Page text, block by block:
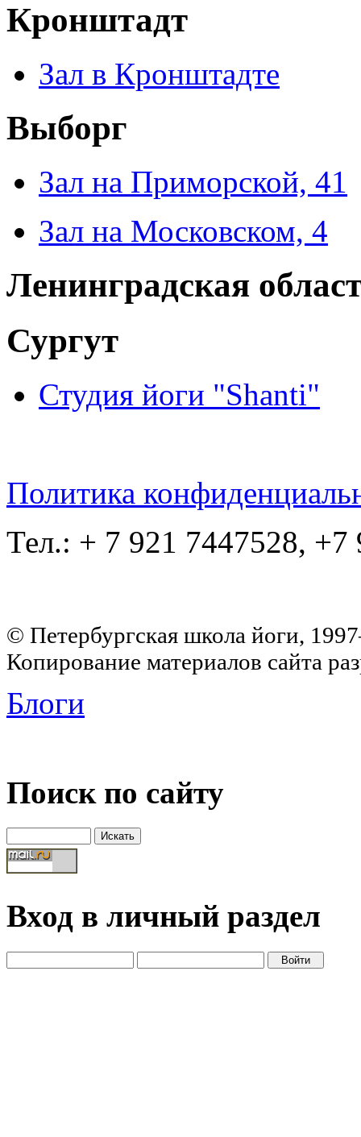
Кронштадт
Зал в Кронштадте
Выборг
Зал на Приморской, 41
Зал на Московском, 4
Ленинградская
Сургут
Студия йоги "Shanti"
Политика
Тел.: + 7 921 7447528, +7
© Петербургская школа йоги,
Копирование материалов сайта
Блоги
Поиск по сайту
Вход в личный раздел